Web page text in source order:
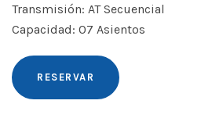
Transmisión: AT Secuencial
Capacidad: 07 Asientos
RESERVAR